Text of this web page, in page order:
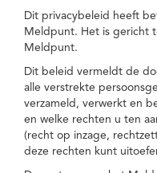
Dit privacybeleid heeft
Meldpunt. Het is gericht
Meldpunt.
Dit beleid vermeldt de
alle verstrekte
verzameld, verwerkt en
en welke rechten u ten
(recht op inzage,
deze rechten kunt